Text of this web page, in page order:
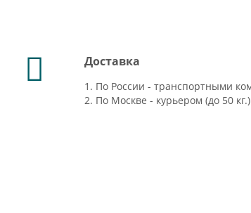
Доставка
1. По России - транспортными
2. По Москве - курьером (до 50 кг.)